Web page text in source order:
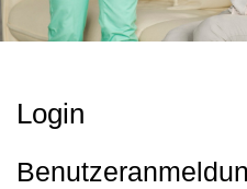
Login